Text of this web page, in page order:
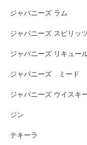
ジャパニーズ ラム
ジャパニーズ スピリッ
ジャパニーズ リキュー
ジャパニーズ ミード
ジャパニーズ ウイスキ
ジン
テキーラ